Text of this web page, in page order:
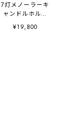
7灯メノーラーキ
ャンドルホルダ
ー 燭台
¥19,800